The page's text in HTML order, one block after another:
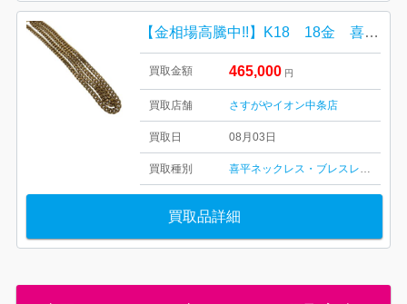
【金相場高騰中!!】K18 18金 喜平ネックレス
買取金額 465,000 円
買取店舗 さすがやイオン中条店
買取日 08月03日
買取種別 喜平ネックレス・ブレスレット
買取品詳細